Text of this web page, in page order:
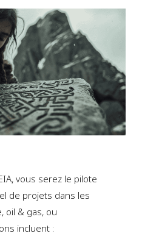
vous serez le pilote
de projets dans les
oil & gas, ou
incluent :